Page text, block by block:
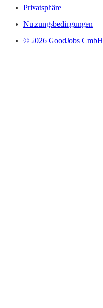
Privatsphäre
Nutzungsbedingungen
© 2026 GoodJobs GmbH